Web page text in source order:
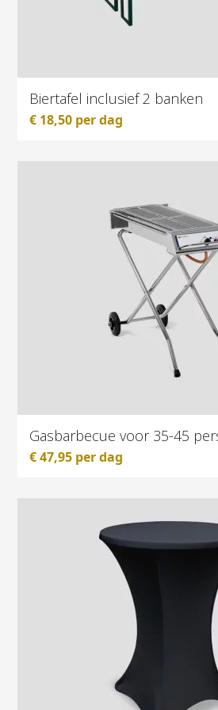
Biertafel inclusief 2 banken
€ 18,50 per dag
Gasbarbecue voor 35-45
€47,95 per dag